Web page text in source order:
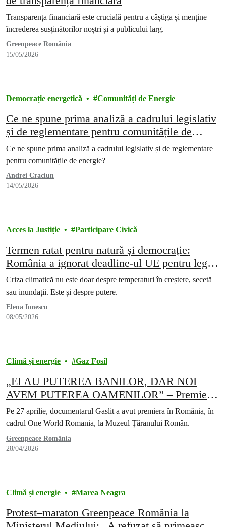
Transparența financiară este crucială pentru a câștiga și menține
încrederea susținătorilor noștri și a publicului larg.
Greenpeace România
15/05/2026
Democrație energetică Comunități de Energie
Ce ne spune prima analiză a cadrului legislativ
și de reglementare pentru comunitățile de
energie?
Ce ne spune prima analiză a cadrului legislativ și de reglementare
pentru comunitățile de energie?
Andrei Craciun
14/05/2026
Acces la Justiție Participare Civică
Termen ratat pentru natură și democrație:
România a ignorat deadline-ul UE pentru legea
anti-SLAPP
Criza climatică nu este doar despre temperaturi în creștere, secetă
sau inundații. Este și despre putere.
Elena Ionescu
08/05/2026
Climă și energie Gaz Fosil
„EI AU PUTEREA BANILOR, DAR NOI
AVEM PUTEREA OAMENILOR” – Premiera
filmului documentar GASLIT în România
Pe 27 aprilie, documentarul Gaslit a avut premiera în România, în
cadrul One World Romania, la Muzeul Țăranului Român.
Greenpeace România
28/04/2026
Climă și energie Marea Neagra
Protest–maraton Greenpeace România la